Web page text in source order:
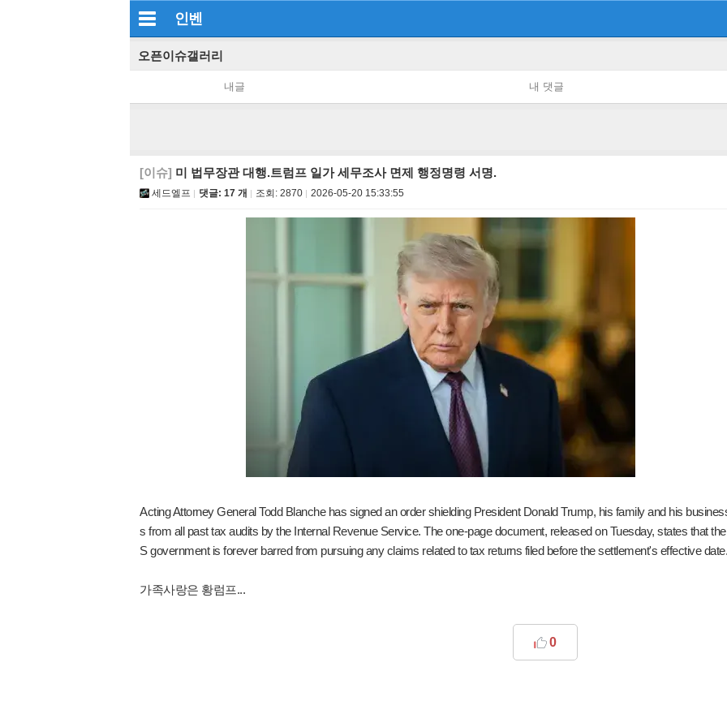
인벤
오픈이슈갤러리
내글 내 댓글
[이슈] 미 법무장관 대행.트럼프 일가 세무조사 면제 행정명령 서명.
세드엘프 댓글: 17 개 조회: 2870 2026-05-20 15:33:55
Acting Attorney General Todd Blanche has signed an order shielding President Donald Trump, his family and his
s from all past tax audits by the Internal Revenue Service. The one-page document, released on Tuesday, states that
S government is forever barred from pursuing any claims related to tax returns filed before the settlement's effective date.
가족사랑은 황럼프...
0